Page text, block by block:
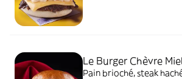
Le Burger Chèvre
Pain brioché, steak